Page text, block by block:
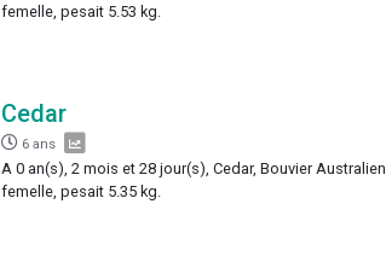
femelle, pesait 5.53 kg.
Cedar
6 ans
A 0 an(s), 2 mois et 28 jour(s), Cedar, Bouvier Australien,
femelle, pesait 5.35 kg.